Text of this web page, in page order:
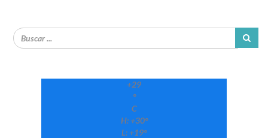
+29
°
C
H: +30°
L: +19°